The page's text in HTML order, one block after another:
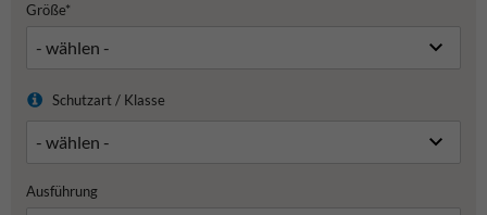
Größe*
Schutzart / Klasse
Ausführung